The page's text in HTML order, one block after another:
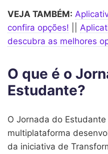
VEJA TAMBÉM:
confira opções!
descubra as melhores
O que é o
Estudante?
O Jornada do
multiplataforma
da iniciativa de